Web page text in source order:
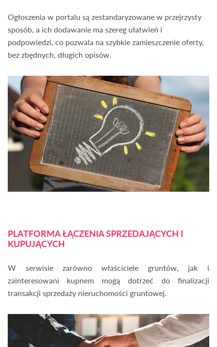
Ogłoszenia w portalu są zestandaryzowane w przejrzysty
sposób, a ich dodawanie ma szereg ułatwień i
podpowiedzi, co pozwala na szybkie zamieszczenie oferty,
bez zbędnych, długich opisów.
PLATFORMA ŁĄCZENIA SPRZEDAJĄCYCH I
KUPUJĄCYCH
W serwisie zarówno właściciele gruntów, jak i
zainteresowani kupnem mogą dotrzeć do finalizacji
transakcji sprzedaży nieruchomości gruntowej.